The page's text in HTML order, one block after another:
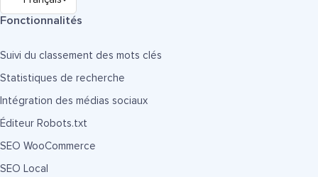
Fonctionnalités
Suivi du classement des mots clés
Statistiques de recherche
Intégration des médias sociaux
Éditeur Robots.txt
SEO WooCommerce
SEO Local